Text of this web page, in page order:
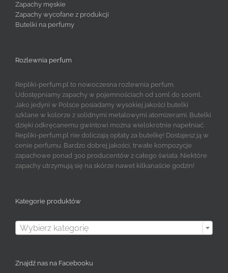
Zapachy męskie
Zapachy wycofane z produkcji
Butelki na perfumy
Rozlewnia perfum
Repliki-perfum.pl to nowoczesna rozlewnia perfum.
Udostępniamy zapachy w pojemnościach od 10ml do 100ml.
Jako jedyni w Polsce posiadamy wysokiej jakości butelki
szklane w kolorze z solidnymi metalowymi atomizerami. Butelki
dzięki odkręcanemu gwintowi można wielokrotnie napełniać.
Repliki-perfum.pl nie doliczają opłaty za butelkę! Dostajesz ją w
cenie perfumu. Bardzo dobrej jakości, trwałe kompozycje
zapachowe ponad 300 producentów z całego świata. Niektóre
zapachy utrzymują się na skórze nawet kilkanaście godzin!
Kategorie produktów
Wybierz kategorię
Znajdź nas na Facebooku